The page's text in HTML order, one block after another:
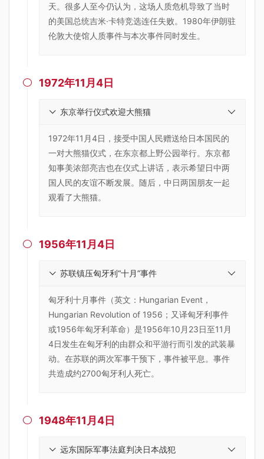
天。很多人至今仍认为，这场人质危机导致了当时
的美国总统吉米·卡特竞选连任失败。1980年伊朗驻
伦敦大使馆人质事件与本次事件同时发生。
 1972年11月4日
东京举行仪式欢迎大熊猫
1972年11月4日，接受中国人民赠送给日本国民的
一对大熊猫仪式，在东京都上野公园举行。东京都
知事美浓部亮吉也在仪式上讲话，表示希望日中两
国人民的友谊不断发展。随后，中日两国朋友一起
观看了大熊猫。
 1956年11月4日
苏联镇压匈牙利“十月”事件
匈牙利十月事件（英文：Hungarian Event，
Hungarian Revolution of 1956；又译匈牙利事件
或1956年匈牙利革命）是1956年10月23日至11月
4日发生在匈牙利的由群众和平游行而引发的武装暴
动。在苏联的两次军事干预下，事件被平息。事件
共造成约2700匈牙利人死亡。
 1948年11月4日
远东国际军事法庭判决日本战犯